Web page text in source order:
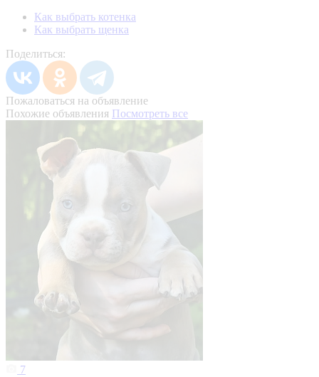
Как выбрать котенка
Как выбрать щенка
Поделиться:
Пожаловаться на объявление
Похожие объявления Посмотреть все
7